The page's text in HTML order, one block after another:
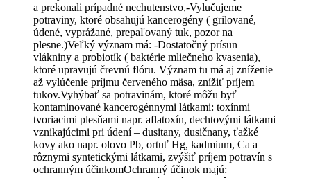
a prekonali prípadné nechutenstvo,-Vylučujeme
potraviny, ktoré obsahujú kancerogény ( grilované,
údené, vyprážané, prepaľovaný tuk, pozor na
plesne.)Veľký význam má: -Dostatočný prísun
vlákniny a probiotík ( baktérie mliečneho kvasenia),
ktoré upravujú črevnú flóru. Význam tu má aj zníženie
až vylúčenie príjmu červeného mäsa, znížiť príjem
tukov.Vyhýbať sa potravinám, ktoré môžu byť
kontaminované kancerogénnymi látkami: toxínmi
tvoriacimi plesňami napr. aflatoxín, dechtovými látkami
vznikajúcimi pri údení – dusitany, dusičnany, ťažké
kovy ako napr. olovo Pb, ortuť Hg, kadmium, Ca a
rôznymi syntetickými látkami, zvýšiť príjem potravín s
ochranným účinkomOchranný účinok majú: